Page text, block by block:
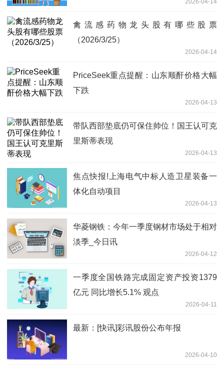
2026-04-14
禽流感药物龙头股有哪些股票
（2026/3/25）
2026-04-14
PriceSeek重点提醒：山东顺酐价格大幅
下跌
2026-04-13
带队西部垫底仍可保住帅位！国王认可克
里斯蒂表现
2026-04-13
焦点快报!上海电气中标人造卫星装备一
体化自动项目
2026-04-13
华菱钢铁：今年一季度钢材市场处于相对
淡季_今日讯
2026-04-12
一季度全国铁路完成固定资产投资1379
亿元 同比增长5.1% 观点
2026-04-11
最新：[快讯]彩讯股份公布年报
2026-04-10